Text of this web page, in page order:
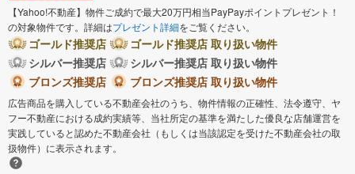
【Yahoo!不動産】物件ご成約で最大20万円相当PayPayポイントプレゼント！
の対象物件です。詳細はプレゼント詳細をご覧ください。
ゴールド推奨店
ゴールド推奨店 取り扱い物件
シルバー推奨店
シルバー推奨店 取り扱い物件
ブロンズ推奨店
ブロンズ推奨店 取り扱い物件
広告商品を購入している不動産会社のうち、物件情報の正確性、法令遵守、ヤ
フー不動産における成約実績等、当社所定の基準を満たした優良な店舗運営を
実践していると認めた不動産会社（もしくは当該認定を受けた不動産会社の取
扱物件）に表示されます。